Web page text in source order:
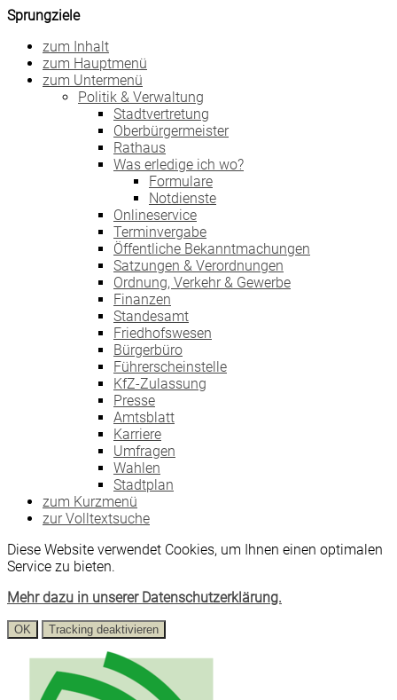
Sprungziele
zum Inhalt
zum Hauptmenü
zum Untermenü
Politik & Verwaltung
Stadtvertretung
Oberbürgermeister
Rathaus
Was erledige ich wo?
Formulare
Notdienste
Onlineservice
Terminvergabe
Öffentliche Bekanntmachungen
Satzungen & Verordnungen
Ordnung, Verkehr & Gewerbe
Finanzen
Standesamt
Friedhofswesen
Bürgerbüro
Führerscheinstelle
KfZ-Zulassung
Presse
Amtsblatt
Karriere
Umfragen
Wahlen
Stadtplan
zum Kurzmenü
zur Volltextsuche
Diese Website verwendet Cookies, um Ihnen einen optimalen
Service zu bieten.
Mehr dazu in unserer Datenschutzerklärung.
OK Tracking deaktivieren